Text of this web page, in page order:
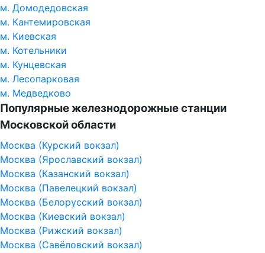
м. Домодедовская
м. Кантемировская
м. Киевская
м. Котельники
м. Кунцевская
м. Лесопарковая
м. Медведково
Популярные железнодорожные станции
Московской области
Москва (Курский вокзал)
Москва (Ярославский вокзал)
Москва (Казанский вокзал)
Москва (Павелецкий вокзал)
Москва (Белорусский вокзал)
Москва (Киевский вокзал)
Москва (Рижский вокзал)
Москва (Савёловский вокзал)